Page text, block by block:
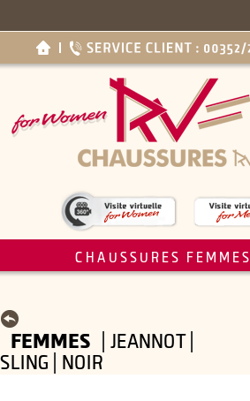
CHAUSSURES FEMMES
FEMMES
| JEANNOT |
SLING | NOIR